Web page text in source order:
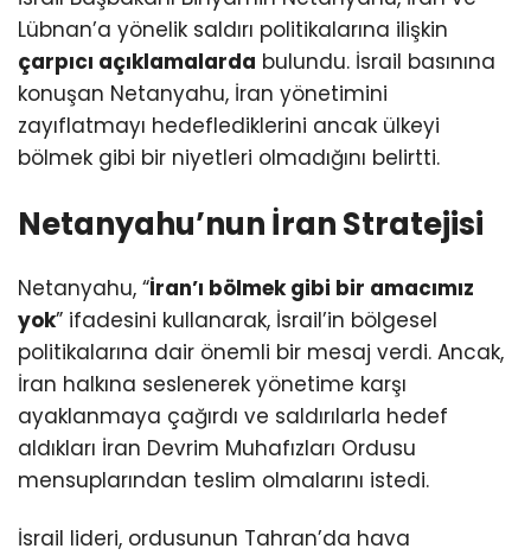
Lübnan’a yönelik saldırı politikalarına ilişkin
çarpıcı açıklamalarda bulundu. İsrail basınına
konuşan Netanyahu, İran yönetimini
zayıflatmayı hedeflediklerini ancak ülkeyi
bölmek gibi bir niyetleri olmadığını belirtti.
Netanyahu’nun İran Stratejisi
Netanyahu, “İran’ı bölmek gibi bir amacımız
yok” ifadesini kullanarak, İsrail’in bölgesel
politikalarına dair önemli bir mesaj verdi. Ancak,
İran halkına seslenerek yönetime karşı
ayaklanmaya çağırdı ve saldırılarla hedef
aldıkları İran Devrim Muhafızları Ordusu
mensuplarından teslim olmalarını istedi.
İsrail lideri, ordusunun Tahran’da hava